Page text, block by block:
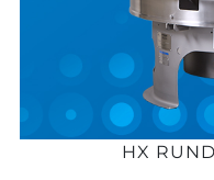
HX